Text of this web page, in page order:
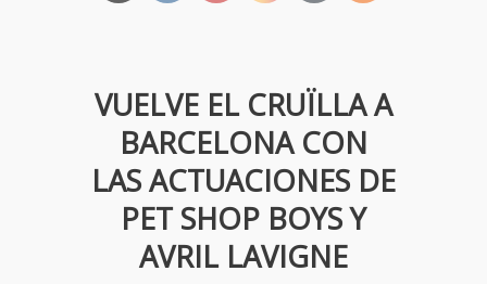
VUELVE EL CRUÏLLA A
BARCELONA CON
LAS ACTUACIONES DE
PET SHOP BOYS Y
AVRIL LAVIGNE